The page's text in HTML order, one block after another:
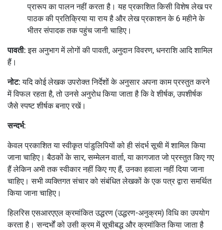
प्रारूप का पालन नहीं करता है।यह प्रकाशित किसी विशेष लेख पर
पाठक की प्रतिक्रिया या राय है और लेख प्रकाशन के 6 महीने के
भीतर संपादक तक पहुंच जानी चाहिए।
पावती:इस अनुभाग में लोगों की पावती, अनुदान विवरण, धनराशि आदि शामिल
हैं।
नोट:यदि कोई लेखक उपरोक्त निर्देशों के अनुसार अपना काम प्रस्तुत करने
में विफल रहता है, तो उनसे अनुरोध किया जाता है कि वे शीर्षक, उपशीर्षक
जैसे स्पष्ट शीर्षक बनाए रखें।
सन्दर्भ:
केवल प्रकाशित या स्वीकृत पांडुलिपियों को ही संदर्भ सूची में शामिल किया
जाना चाहिए।बैठकों के सार, सम्मेलन वार्ता, या कागजात जो प्रस्तुत किए गए
हैं लेकिन अभी तक स्वीकार नहीं किए गए हैं, उनका हवाला नहीं दिया जाना
चाहिए।सभी व्यक्तिगत संचार को संबंधित लेखकों के एक पत्र द्वारा समर्थित
किया जाना चाहिए।
हिलरिस एसआरएएल क्रमांकित उद्धरण (उद्धरण-अनुक्रम) विधि का उपयोग
करता है।सन्दर्भों को उसी क्रम में सूचीबद्ध और क्रमांकित किया जाता है